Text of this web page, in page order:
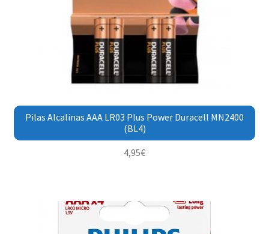
Pilas Alcalinas AAA LR03 Plus Power Duracell MN2400
(BL4)
4,95€